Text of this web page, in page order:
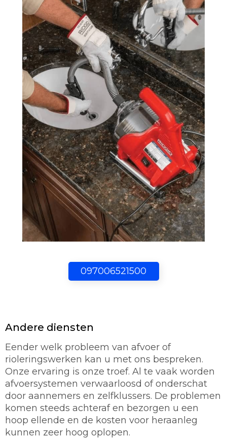
097006521500
Andere diensten
Eender welk probleem van afvoer of
rioleringswerken kan u met ons bespreken.
Onze ervaring is onze troef. Al te vaak worden
afvoersystemen verwaarloosd of onderschat
door aannemers en zelfklussers. De problemen
komen steeds achteraf en bezorgen u een
hoop ellende en de kosten voor heraanleg
kunnen zeer hoog oplopen.